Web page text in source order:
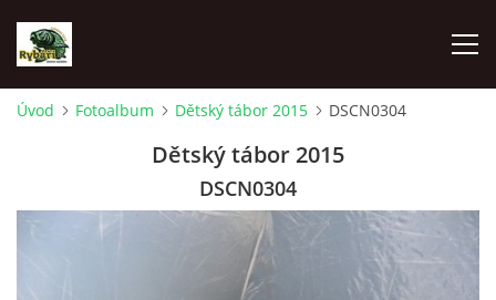
SPONZOŘI MO ČRS SKUHROV NAD BĚLOU
Úvod Fotoalbum Dětský tábor 2015 DSCN0304
Dětský tábor 2015
DSCN0304